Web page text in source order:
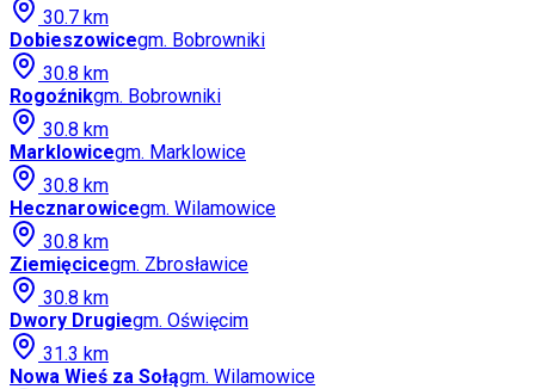
30.7 km
Dobieszowicegm. Bobrowniki
30.8 km
Rogoźnikgm. Bobrowniki
30.8 km
Marklowicegm. Marklowice
30.8 km
Hecznarowicegm. Wilamowice
30.8 km
Ziemięcicegm. Zbrosławice
30.8 km
Dwory Drugiegm. Oświęcim
31.3 km
Nowa Wieś za Sołągm. Wilamowice